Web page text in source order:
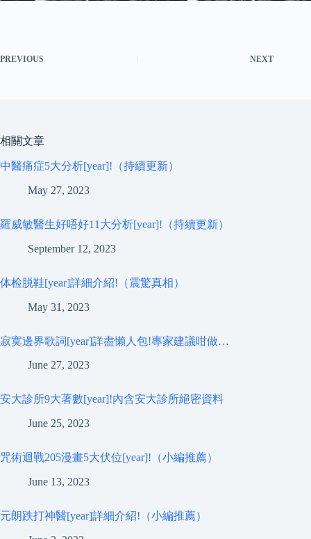
PREVIOUS NEXT
相關文章
中醫痛症5大分析[year]!（持續更新）
May 27, 2023
羅威敏醫生好唔好11大分析[year]!（持續更新）
September 12, 2023
体检脱鞋[year]詳細介紹!（震驚真相）
May 31, 2023
寂寞邊界歌詞[year]詳盡懶人包!專家建議咁做…
June 27, 2023
安大診所9大著數[year]!內含安大診所絕密資料
June 25, 2023
咒術迴戰205漫畫5大伏位[year]!（小編推薦）
June 13, 2023
元朗跌打神醫[year]詳細介紹!（小編推薦）